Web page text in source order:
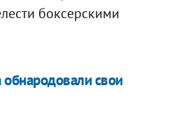
боксерскими
свои